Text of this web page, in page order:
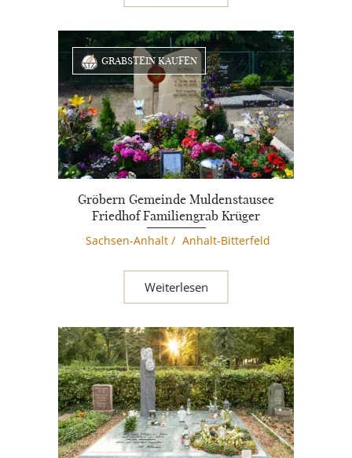
GRABSTEIN KAUFEN
Gröbern Gemeinde Muldenstausee
Friedhof Familiengrab Krüger
Sachsen-Anhalt / Anhalt-Bitterfeld
Weiterlesen